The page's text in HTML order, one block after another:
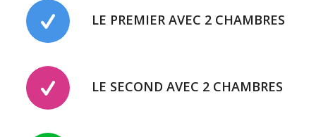
LE PREMIER AVEC 2 CHAMBRES
LE SECOND AVEC 2 CHAMBRES